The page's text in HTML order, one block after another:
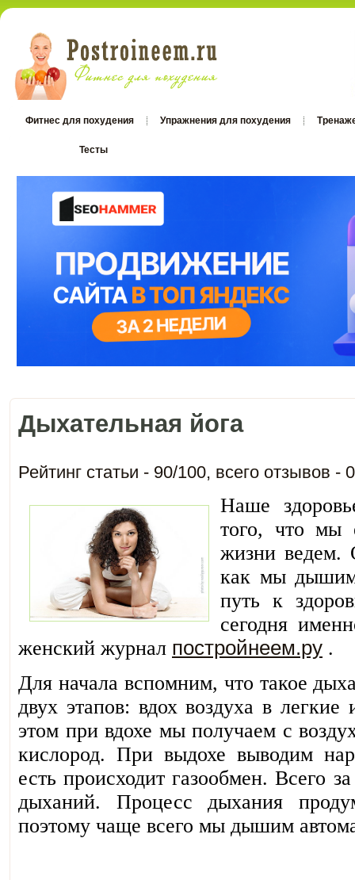
Фитнес для похудения Упражнения для похудения
Тесты
Дыхательная йога
Рейтинг статьи - 90/100, всего отзывов - 0
Наше
того, что мы
жизни ведем.
как мы
путь к
сегодня
женский журнал постройнеем.ру .
Для начала вспомним, что такое
двух этапов: вдох воздуха в
этом при вдохе мы получаем с
кислород. При выдохе выводим
есть происходит газообмен. Всего
дыханий. Процесс дыхания
поэтому чаще всего мы дышим